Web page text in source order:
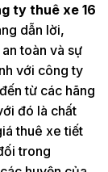
ty thuê xe 16
dẫn lời,
toàn và sự
với công ty
từ các hãng
đó là chất
thuê xe tiết
trong